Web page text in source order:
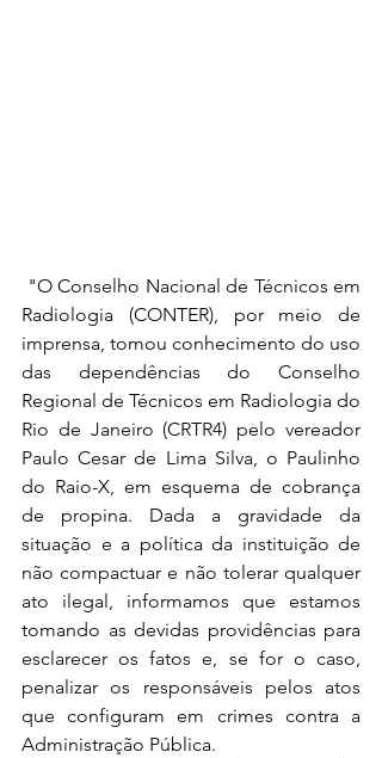
Radiologia (CONTER), por meio de
imprensa, tomou conhecimento do uso
das dependências do Conselho
Regional de Técnicos em Radiologia do
Rio de Janeiro (CRTR4) pelo vereador
Paulo Cesar de Lima Silva, o Paulinho
do Raio-X, em esquema de cobrança
de propina. Dada a gravidade da
situação e a política da instituição de
não compactuar e não tolerar qualquer
ato ilegal, informamos que estamos
tomando as devidas providências para
esclarecer os fatos e, se for o caso,
penalizar os responsáveis pelos atos
que configuram em crimes contra a
Administração Pública.